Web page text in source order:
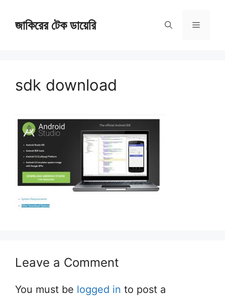
জাকিরের টেক ডায়েরি Menu
sdk download
Leave a Comment
You must be logged in to post a